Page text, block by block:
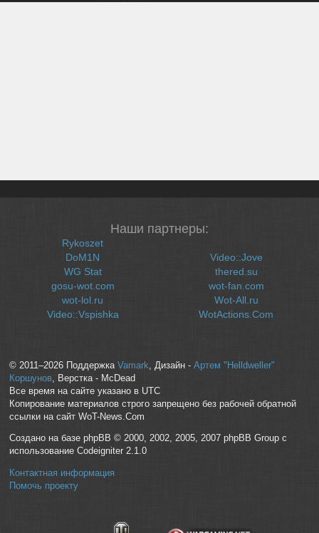
Наши партнеры:
Rykoszet
DoM1N
WG Stat
gosu-wot.com
wot-lol.ru
Video::Vspishka
Video::Jove
thered.su
wot-fan.com
Wot-All.ru
WotActions.Com
© 2011–2026 Поддержка Vamark, Дизайн - Артем "Helldweller"
Коршунов, Верстка - McDead
Все время на сайте указано в UTC
Копирование материалов строго запрещено без рабочей обратной
ссылки на сайт WoT-News.Com
Создано на базе phpBB © 2000, 2002, 2005, 2007 phpBB Group с
использование Codeigniter 2.1.0
Контактная информация
Помочь проекту